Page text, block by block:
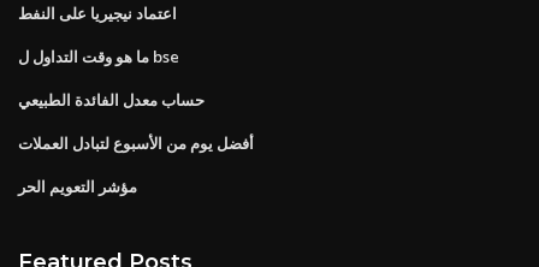
اعتماد نيجيريا على النفط
ما هو وقت التداول ل bse
حساب معدل الفائدة الطبيعي
أفضل يوم من الأسبوع لتبادل العملات
مؤشر التعويم الحر
Featured Posts